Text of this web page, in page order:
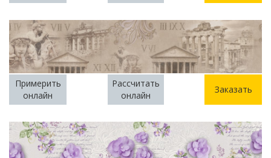
Примерить
онлайн
Рассчитать
онлайн
Заказать